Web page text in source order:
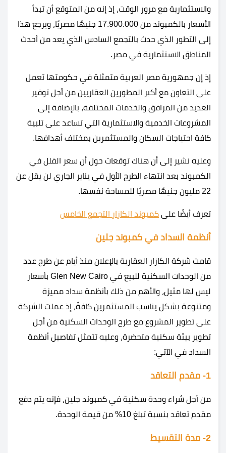
والاستثمارية مع مرور الوقت، إذ إنه من المتوقع أن تبدأ
الأسعار بالكمبوند من 17.900.000 جنيهًا مصريًا، ويرجع هذا
إلى التطور الذي حدث بالتجمع السادس الذي يعد من أحدث
المناطق الاستثمارية في مصر.
إذ إن جمهورية مصر العربية متمثلة في حكومتها تعمل
على التعاون مع أكبر المطورين العقاريين من أجل توفير
العديد من المرافق والخدمات المختلفة، بالإضافة إلى
المشروعات الخدمية والاستثمارية التي تساعد على تلبية
كافة احتياجات السكان والمستثمرين بمختلف أهدافها.
وعليه نشير إلى أن هناك توقعات حول أن سعر الفلل في
الكمبوند بعد انتهاء الطرح الأول في يناير الجاري لن يقل عن
22 مليون جنيهًا مصريًا للمساحة نفسها.
تعرف أيضًا على كمبوند الكازار التجمع الخامس
أنظمة السداد في كمبوند جلين
قامت شركة الكازار العقارية بالإعلان منذ أيام عن طرح عدد
من الوحدات السكنية للبيع في Glen New Cairo بأسعار
ليس لها مثيل، والأهم من ذلك بأنظمة سداد مميزة
ومتنوعة بشكل يناسب المستثمرين كافةً، إذ عملت الشركة
على تطوير المشروع مع طرح الوحدات السكنية من أجل
تطوير بيئة سكنية متحضرة، وعليه تتمثل تفاصيل أنظمة
السداد في الآتي:
1- مقدم التعاقد
من أجل شراء وحدة سكنية في كمبوند جلين، فإنه يتم دفع
مقدم تعاقد بنسبة تبلغ 10% من قيمة الوحدة.
2- مدة التقسيط